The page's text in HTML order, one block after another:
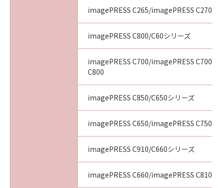
imagePRESS C265/imagePRESS C270
imagePRESS C800/C60シリーズ
imagePRESS C700/imagePRESS C700L/
C800
imagePRESS C850/C650シリーズ
imagePRESS C650/imagePRESS C750/
imagePRESS C910/C660シリーズ
imagePRESS C660/imagePRESS C810/